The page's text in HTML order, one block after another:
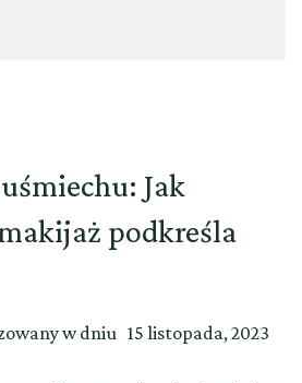
Jak
podkreśla
w dniu 15 listopada, 2023